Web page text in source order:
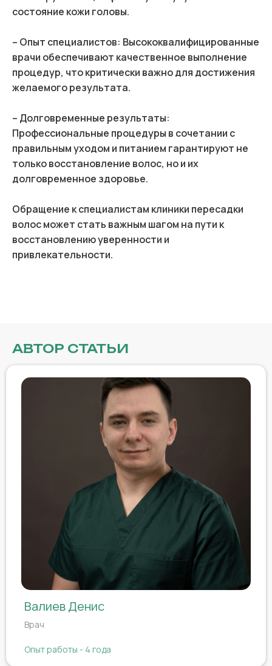
состояние кожи головы.
– Опыт специалистов: Высококвалифицированные
врачи обеспечивают качественное выполнение
процедур, что критически важно для достижения
желаемого результата.
– Долговременные результаты:
Профессиональные процедуры в сочетании с
правильным уходом и питанием гарантируют не
только восстановление волос, но и их
долговременное здоровье.
Обращение к специалистам клиники пересадки
волос может стать важным шагом на пути к
восстановлению уверенности и
привлекательности.
АВТОР СТАТЬИ
Валиев Денис
Врач
Опыт работы - 4 года